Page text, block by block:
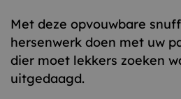
Met deze opvouwbare
hersenwerk doen met uw
dier moet lekkers zoeken
uitgedaagd.